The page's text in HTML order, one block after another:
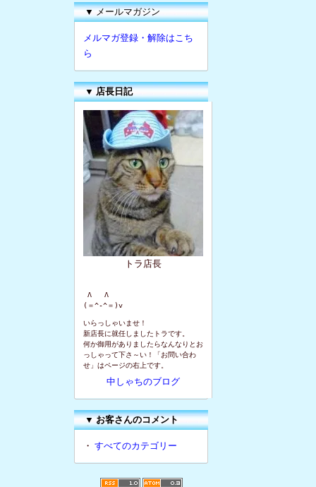
▼ メールマガジン
メルマガ登録・解除はこち
ら
▼ 店長日記
トラ店長
Λ   Λ
(＝^-^＝)v
いらっしゃいませ！
新店長に就任しましたトラです。
何か御用がありましたらなんなりとお
っしゃって下さ～い！「お問い合わ
せ」はページの右上です。
中しゃちのブログ
▼お客さんのコメント
・ すべてのカテゴリー